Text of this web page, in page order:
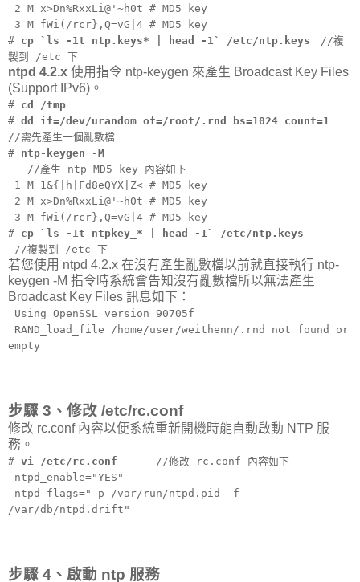
2 M x>Dn%RxxLi@'~h0t # MD5 key
3 M fWi(/rcr},Q=vG|4 # MD5 key
# cp `ls -1t ntp.keys* | head -1` /etc/ntp.keys //複
製到 /etc 下
ntpd 4.2.x 使用指令 ntp-keygen 來產生 Broadcast Key Files
(Support IPv6)。
# cd /tmp
# dd if=/dev/urandom of=/root/.rnd bs=1024 count=1
//需先產生一個亂數檔
# ntp-keygen -M
//產生 ntp MD5 key 內容如下
1 M 1&{|h|Fd8eQYX|Z< # MD5 key
2 M x>Dn%RxxLi@'~h0t # MD5 key
3 M fWi(/rcr},Q=vG|4 # MD5 key
# cp `ls -1t ntpkey_* | head -1` /etc/ntp.keys
//複製到 /etc 下
若您使用 ntpd 4.2.x 在沒有產生亂數檔以前就直接執行 ntp-
keygen -M 指令時系統會告知沒有亂數檔所以無法產生
Broadcast Key Files 訊息如下：
Using OpenSSL version 90705f
RAND_load_file /home/user/weithenn/.rnd not found or
empty
步驟 3、修改 /etc/rc.conf
修改 rc.conf 內容以便系統重新開機時能自動啟動 NTP 服
務。
# vi /etc/rc.conf
//修改 rc.conf 內容如下
ntpd_enable="YES"
ntpd_flags="-p /var/run/ntpd.pid -f
/var/db/ntpd.drift"
步驟 4、啟動 ntp 服務